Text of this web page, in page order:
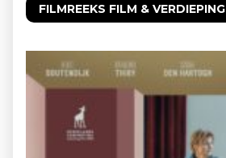
FILMREEKS FILM & VERDIEPING